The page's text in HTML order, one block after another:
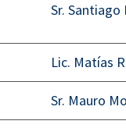
Sr. Santiago
Lic. Matías
Sr. Mauro